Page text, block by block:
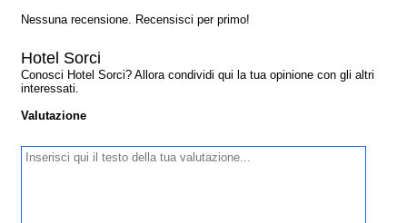
Nessuna recensione. Recensisci per primo!
Hotel Sorci
Conosci Hotel Sorci? Allora condividi qui la tua opinione con gli altri
interessati.
Valutazione